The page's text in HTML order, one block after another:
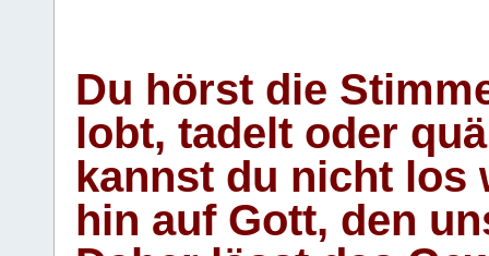
Du hörst die
lobt, tadelt oder
kannst du nicht los
hin auf Gott, den